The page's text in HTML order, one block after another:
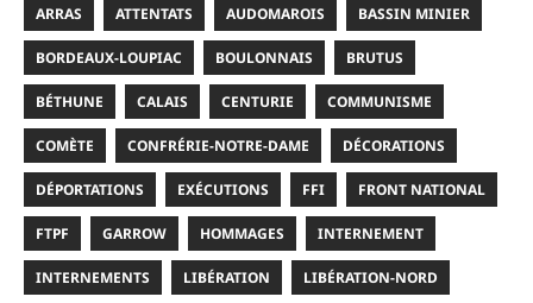
ARRAS ATTENTATS AUDOMAROIS BASSIN MINIER
BORDEAUX-LOUPIAC BOULONNAIS BRUTUS
BÉTHUNE CALAIS CENTURIE COMMUNISME
COMÈTE CONFRÉRIE-NOTRE-DAME DÉCORATIONS
DÉPORTATIONS EXÉCUTIONS FFI FRONT NATIONAL
FTPF GARROW HOMMAGES INTERNEMENT
INTERNEMENTS LIBÉRATION LIBÉRATION-NORD